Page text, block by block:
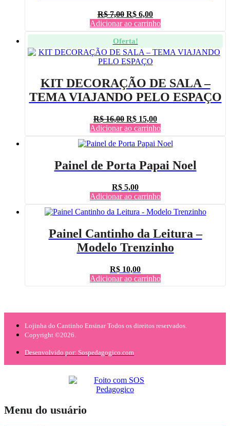
R$7,00 O
preço
era:
R$ 7,00.
R$ 6,00O
preço
R$ 6,00.
Adicionar ao carrinho
Oferta!
KIT DECORAÇÃO DE SALA –
TEMA VIAJANDO PELO ESPAÇO
R$16,00 O
preço
era:
R$ 15,00O
preço
é:
Adicionar ao carrinho
Painel de Porta Papai Noel
R$ 5,00
Adicionar ao carrinho
Painel Cantinho da Leitura –
Modelo Trenzinho
R$ 10,00
Adicionar ao carrinho
Lojinha do Cantinho Ensinar Todos os direitos reservados.
Copyright ©2026.
Desenvolvido por: Sospedagogico.com
Menu do usuário